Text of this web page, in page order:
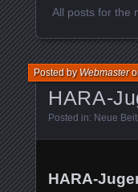
All posts for the
HARA-
Posted byWebmaster
Posted in: Neue
HARA-